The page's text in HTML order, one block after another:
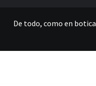
De todo, como en botica